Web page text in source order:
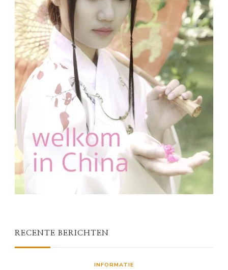
RECENTE BERICHTEN
INFORMATIE